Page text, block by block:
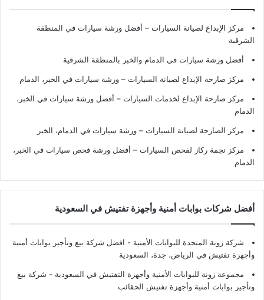
مركز الإبداع لصيانة السيارات – أفضل ورشة سيارات في المنطقة
الشرقية
أفضل ورشة سيارات في الدمام والخبر بالمنطقة الشرقية
مركز صارحة الإبداع لصيانة السيارات – ورشة سيارات في الخبر، الدمام
مركز صارحة الإبداع لخدمات السيارات – أفضل ورشة سيارات في الخبر،
الدمام
مركز الصارحة لصيانة السيارات – ورشة سيارات في الدمام، الخبر
مركز نجمة ركاز لفحص السيارات – أفضل ورشة فحص سيارات في الخبر،
الدمام
أفضل شركات بوابات أمنية وأجهزة تفتيش في السعودية
شركة زونة المتحدة للبوابات الأمنية - افضل شركة بيع وتأجير بوابات أمنية
وأجهزة تفتيش في الرياض، جدة، السعودية
مجموعة زونة للبوابات الأمنية وأجهزة التفتيش في السعودية - شركة بيع
وتأجير بوابات أمنية وأجهزة تفتيش الحقائب